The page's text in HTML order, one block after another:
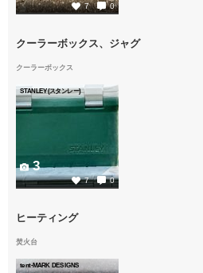
7 0
クーラーボックス、ジャグ
クーラーボックス
STANLEY(スタンレー)
7 0
3
ヒーティング
焚火台
tent-MARK DESIGNS